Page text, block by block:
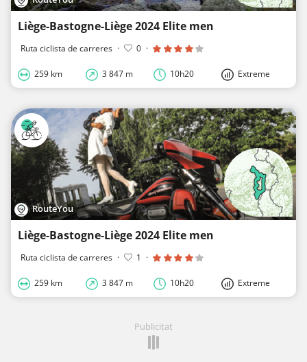
Liège-Bastogne-Liège 2024 Elite men
Ruta ciclista de carreres · 0 ·
259 km 3 847 m 10h20 Extreme
RouteYou
Liège-Bastogne-Liège 2024 Elite men
Ruta ciclista de carreres · 1 ·
259 km 3 847 m 10h20 Extreme
Publicitat